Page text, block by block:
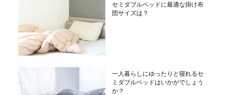
セミダブルベッドに最適な掛け布
団サイズは？
一人暮らしにゆったりと寝れるセ
ミダブルベッドはいかがでしょう
か？